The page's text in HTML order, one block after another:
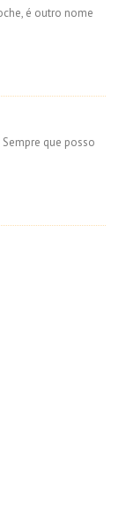
é outro nome
que posso